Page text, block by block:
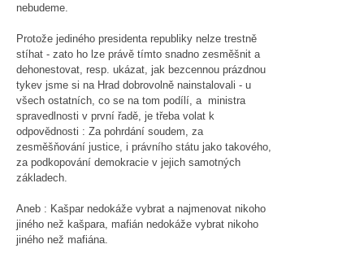
nebudeme.
Protože jediného presidenta republiky nelze trestně
stíhat - zato ho lze právě tímto snadno zesměšnit a
dehonestovat, resp. ukázat, jak bezcennou prázdnou
tykev jsme si na Hrad dobrovolně nainstalovali - u
všech ostatních, co se na tom podílí, a ministra
spravedlnosti v první řadě, je třeba volat k
odpovědnosti : Za pohrdání soudem, za
zesměšňování justice, i právního státu jako takového,
za podkopování demokracie v jejich samotných
základech.
Aneb : Kašpar nedokáže vybrat a najmenovat nikoho
jiného než kašpara, mafián nedokáže vybrat nikoho
jiného než mafiána.